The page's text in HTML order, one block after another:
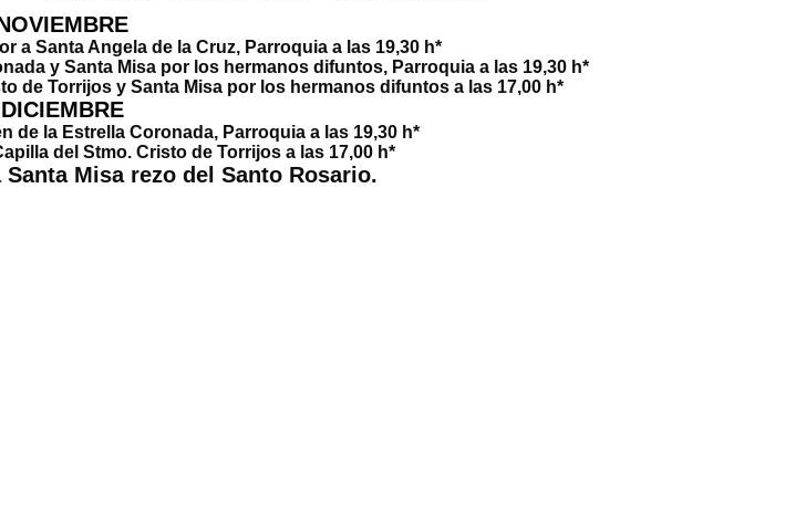
a Santa Angela de la Cruz, Parroquia a las 19,30 h*
y Santa Misa por los hermanos difuntos, Parroquia a las 19,30 h*
de Torrijos y Santa Misa por los hermanos difuntos a las 17,00 h*
DICIEMBRE
de la Estrella Coronada, Parroquia a las 19,30 h*
del Stmo. Cristo de Torrijos a las 17,00 h*
Misa rezo del Santo Rosario.